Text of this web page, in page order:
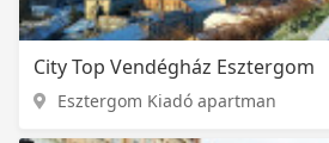
City Top Vendégház Esztergom
Esztergom Kiadó apartman